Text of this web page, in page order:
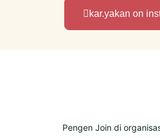
kar.yakan on
Pengen Join di